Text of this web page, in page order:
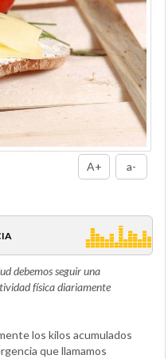
A+ a-
debemos seguir una
física diariamente
los kilos acumulados
que llamamos